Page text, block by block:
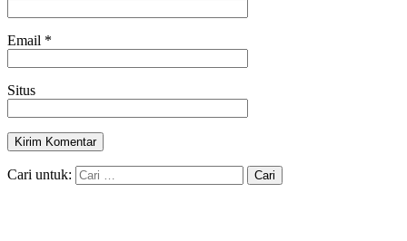
Email *
Situs
Cari untuk: